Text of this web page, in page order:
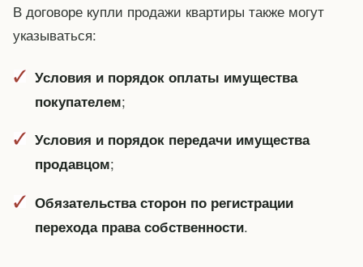
В договоре купли продажи квартиры также могут
указываться:
Условия и порядок оплаты имущества
покупателем;
Условия и порядок передачи имущества
продавцом;
Обязательства сторон по регистрации
перехода права собственности.